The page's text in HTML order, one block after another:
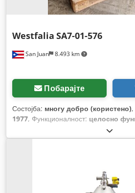
San Juan 8.493 km
Westfalia SA7-01-576
Побарајте
Состојба: многу добро (користено)
1977, Функционалност: целосно
максимална брзина на вртење:
напон:380 V, влезна фреквенција: